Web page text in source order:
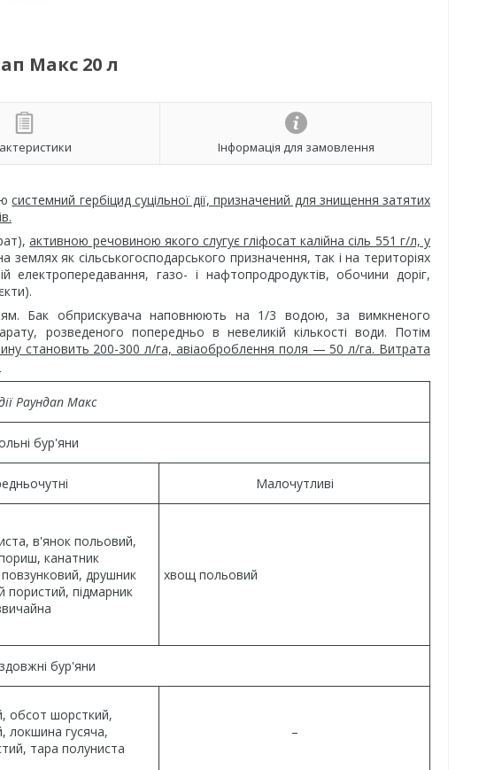
Макс 20 л
Інформація для замовлення
системний гербіцид суцільної дії, призначений для знищення затятих
активною речовиною якого слугує гліфосат калійна сіль 551 г/л, у
землях як сільськогосподарського призначення, так і на територіях
електропередавання, газо- і нафтопродродуктів, обочини доріг,
Бак обприскувача наповнюють на 1/3 водою, за вимкненого
розведеного попередньо в невеликій кількості води. Потім
становить 200-300 л/га, авіаоброблення поля — 50 л/га. Витрата
Раундап Макс
бур'яни
Малочутливі
в'янок польовий,
канатник
друшник
підмарник
хвощ польовий
бур'яни
обсот шорсткий,
локшина гусяча,
тара полуниста
–